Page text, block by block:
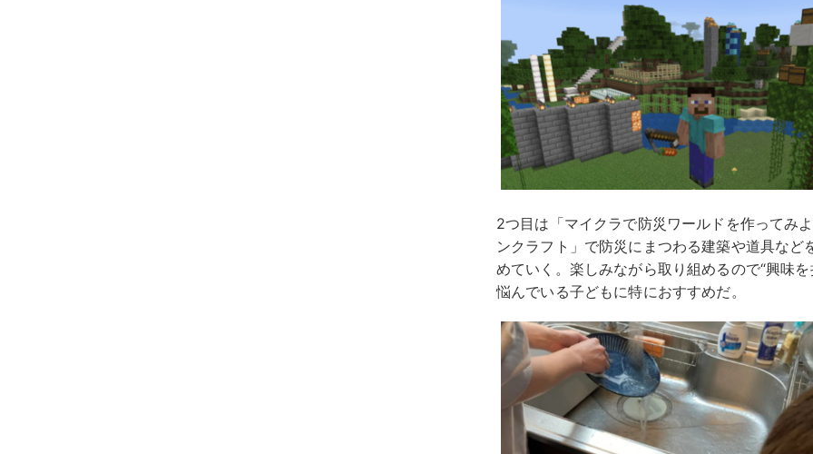
2つ目は「マイクラで防災ワールドを作ってみ
ンクラフト」で防災にまつわる建築や道具な
めていく。楽しみながら取り組めるので“興味
悩んでいる子どもに特におすすめだ。